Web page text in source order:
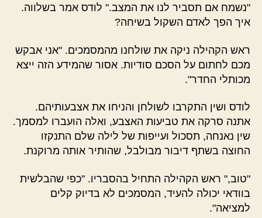
"נשמח אם תסביר לנו את המצב." לודס אמר בשלווה.
איך הפך לאדם השקול בשיחה?
ראש הקהילה ניקה את שולחנו מהמסמכים. "אני אבקש
מכם לחתום על הסכם סודיות. אסור שהמידע הזה ייצא
מכותלי החדר".
לודס ושין התקרבו לשולחן והניחו את אצבעותיהם.
אתנה סרקה את טביעות האצבע, ואלה הועברו למסמך.
שין נאנחה, תסכול ועייפות של לילה שלם התנקזו
החוצה בשתף דיבור מבולבל, שהותיר אותה מרוקנת.
"טוב," ראש הקהילה התחיל בהסבריו. "כפי שהבלשית
בוודאי יכולה להעיד, המסמכים לא בדיוק קלים
למציאה".